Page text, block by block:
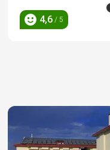
Ocena
4,6 / 5